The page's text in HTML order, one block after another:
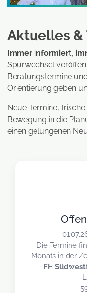
Aktuelles &
Immer informiert,
Spurwechsel
Beratungstermine
Orientierung geben
Neue Termine,
Bewegung in die
einen gelungenen
Die Termine
Monats in der
FH